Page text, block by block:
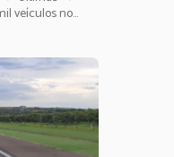
veículos no...